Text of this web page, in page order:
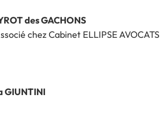
des GACHONS
chez Cabinet ELLIPSE AVOCATS
GIUNTINI